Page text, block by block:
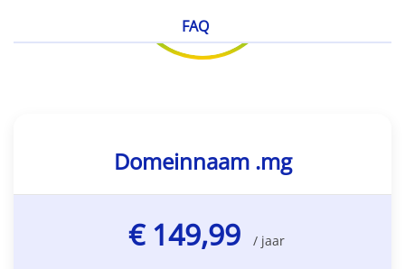
FAQ
Domeinnaam .mg
€ 149,99 / jaar